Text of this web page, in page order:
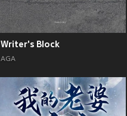
Writer's Block
AGA